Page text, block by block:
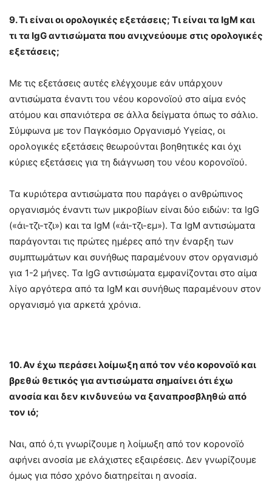
9. Τι είναι οι ορολογικές εξετάσεις; Τι είναι τα IgM και
τι τα IgG αντισώματα που ανιχνεύουμε στις ορολογικές
εξετάσεις;
Με τις εξετάσεις αυτές ελέγχουμε εάν υπάρχουν
αντισώματα έναντι του νέου κορονοϊού στο αίμα ενός
ατόμου και σπανιότερα σε άλλα δείγματα όπως το σάλιο.
Σύμφωνα με τον Παγκόσμιο Οργανισμό Υγείας, οι
ορολογικές εξετάσεις θεωρούνται βοηθητικές και όχι
κύριες εξετάσεις για τη διάγνωση του νέου κορονοϊού.
Τα κυριότερα αντισώματα που παράγει ο ανθρώπινος
οργανισμός έναντι των μικροβίων είναι δύο ειδών: τα IgG
(«άι-τζι-τζι») και τα IgM («άι-τζι-εμ»). Tα IgM αντισώματα
παράγονται τις πρώτες ημέρες από την έναρξη των
συμπτωμάτων και συνήθως παραμένουν στον οργανισμό
για 1-2 μήνες. Τα IgG αντισώματα εμφανίζονται στο αίμα
λίγο αργότερα από τα IgM και συνήθως παραμένουν στον
οργανισμό για αρκετά χρόνια.
10. Αν έχω περάσει λοίμωξη από τον νέο κορονοϊό και
βρεθώ θετικός για αντισώματα σημαίνει ότι έχω
ανοσία και δεν κινδυνεύω να ξαναπροσβληθώ από
τον ιό;
Ναι, από ό,τι γνωρίζουμε η λοίμωξη από τον κορονοϊό
αφήνει ανοσία με ελάχιστες εξαιρέσεις. Δεν γνωρίζουμε
όμως για πόσο χρόνο διατηρείται η ανοσία.